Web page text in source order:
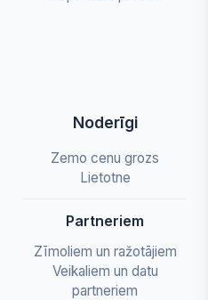
Noderīgi
Zemo cenu grozs
Lietotne
Partneriem
Zīmoliem un ražotājiem
Veikaliem un datu
partneriem